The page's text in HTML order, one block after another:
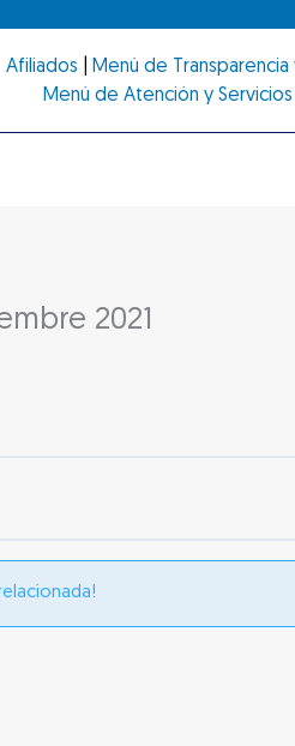
Afiliados Menú de
Menú de Atención y Servicios
2021